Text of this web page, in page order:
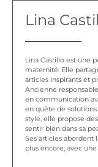
Lina
Lina Castillo est une
maternité. Elle
articles inspirants et
Ancienne
en communication
en quête de
style, elle propose
sentir bien dans sa
Ses articles abordent
plus encore, avec